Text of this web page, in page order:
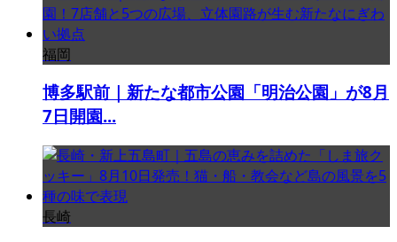
福岡
博多駅前｜新たな都市公園「明治公園」が8月
7日開園...
長崎